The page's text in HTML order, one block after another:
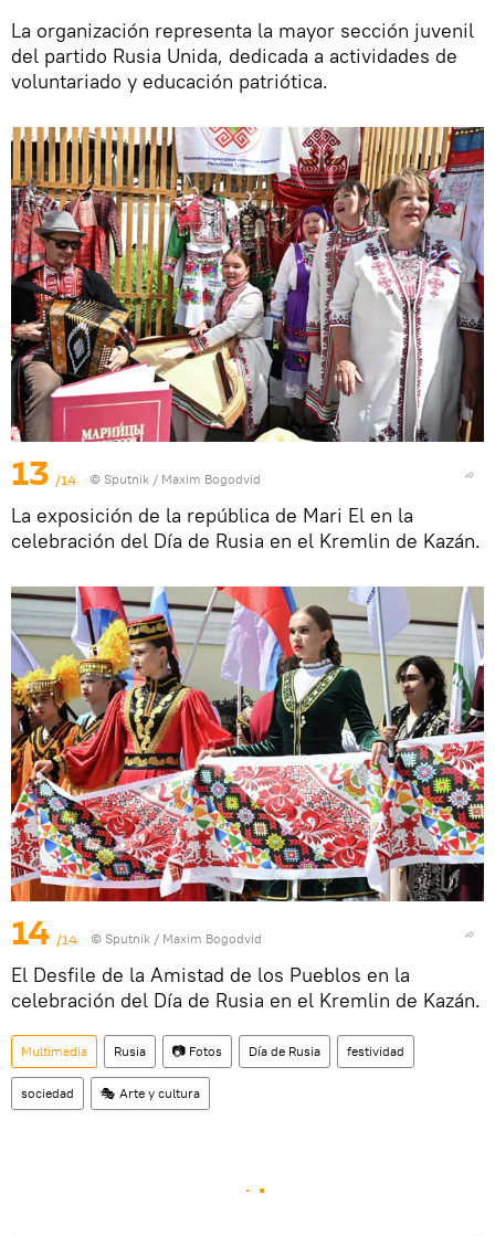
La organización representa la mayor sección juvenil
del partido Rusia Unida, dedicada a actividades de
voluntariado y educación patriótica.
13 /14 © Sputnik / Maxim Bogodvid
La exposición de la república de Mari El en la
celebración del Día de Rusia en el Kremlin de Kazán.
14 /14 © Sputnik / Maxim Bogodvid
El Desfile de la Amistad de los Pueblos en la
celebración del Día de Rusia en el Kremlin de Kazán.
Multimedia Rusia 📷 Fotos Día de Rusia festividad
sociedad 🎭 Arte y cultura